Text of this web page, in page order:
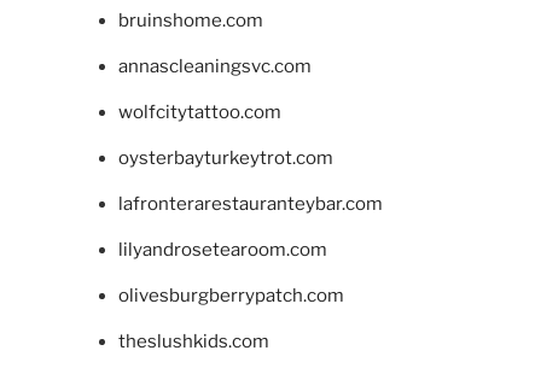
bruinshome.com
annascleaningsvc.com
wolfcitytattoo.com
oysterbayturkeytrot.com
lafronterarestauranteybar.com
lilyandrosetearoom.com
olivesburgberrypatch.com
theslushkids.com